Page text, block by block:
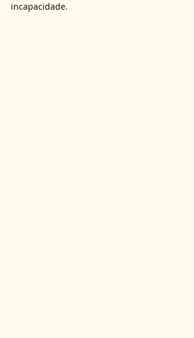
incapacidade.